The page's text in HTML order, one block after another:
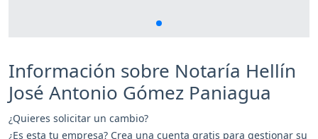
Información sobre Notaría Hellín
José Antonio Gómez Paniagua
¿Quieres solicitar un cambio?
¿Es esta tu empresa? Crea una cuenta gratis para gestionar su